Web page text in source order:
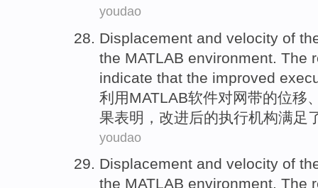
youdao
Displacement and velocity of
the MATLAB environment. The
indicate that the improved
利用MATLAB软件对网带的位移
果表明 ， 改进后的执行机构满足
youdao
Displacement and velocity of
the MATLAB environment. The